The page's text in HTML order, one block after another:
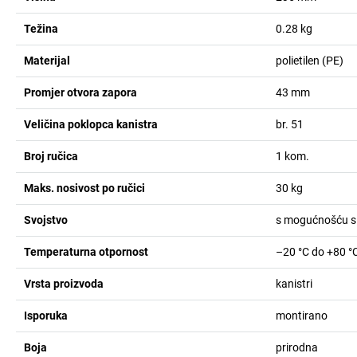
Težina 0.28 kg
Materijal polietilen (PE)
Promjer otvora zapora 43 mm
Veličina poklopca kanistra br. 51
Broj ručica 1 kom.
Maks. nosivost po ručici 30 kg
Svojstvo s mogućnošću
Temperaturna otpornost –20 °C do +80
Vrsta proizvoda kanistri
Isporuka montirano
Boja prirodna